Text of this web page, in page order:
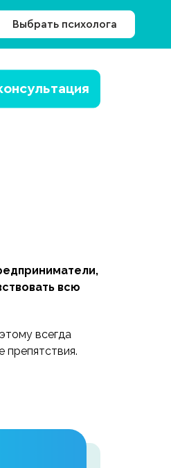
Выбрать психолога
всю
всегда
препятствия.